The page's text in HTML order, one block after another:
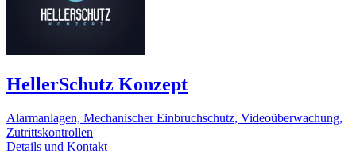
HellerSchutz Konzept
Alarmanlagen, Mechanischer Einbruchschutz, Videoüberwachung,
Zutrittskontrollen
Details und Kontakt